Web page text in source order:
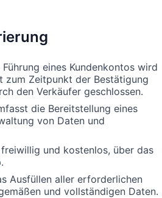
eines Kundenkontos wird
zum Zeitpunkt der Bestätigung
den Verkäufer geschlossen.
die Bereitstellung eines
von Daten und
und kostenlos, über das
Ausfüllen aller erforderlichen
und vollständigen Daten.